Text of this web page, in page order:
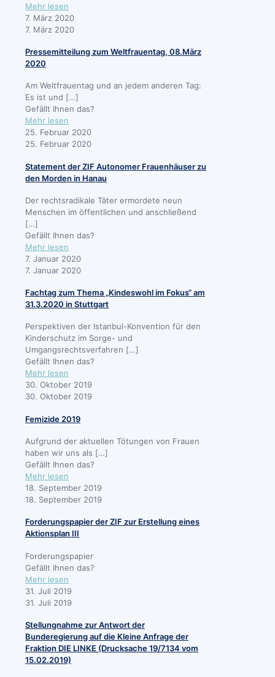
Mehr lesen
Frauenhäuser
in
der
7. März 2020
7. März 2020
Pressemitteilung zum Weltfrauentag, 08.März
2020
Am Weltfrauentag und an jedem anderen Tag:
Es ist und […]
Gefällt Ihnen das?
Mehr lesen
Pressemitteilung
zum
08.März
2020
25. Februar 2020
25. Februar 2020
Statement der ZIF Autonomer Frauenhäuser zu
den Morden in Hanau
Der rechtsradikale Täter ermordete neun
Menschen im öffentlichen und anschließend
[…]
Gefällt Ihnen das?
Mehr lesen
Statement
der
Autonomer
Frauenhäuser
den
Morden
in
Hanau
7. Januar 2020
7. Januar 2020
Fachtag zum Thema „Kindeswohl im Fokus“ am
31.3.2020 in Stuttgart
Perspektiven der Istanbul-Konvention für den
Kinderschutz im Sorge- und
Umgangsrechtsverfahren […]
Gefällt Ihnen das?
Mehr lesen
Fachtag
zum
„Kindeswohl
Fokus“
am
31.3.2020
in
Stuttgart
30. Oktober 2019
30. Oktober 2019
Femizide 2019
Aufgrund der aktuellen Tötungen von Frauen
haben wir uns als […]
Gefällt Ihnen das?
Mehr lesen
Femizide
2019
18. September 2019
18. September 2019
Forderungspapier der ZIF zur Erstellung eines
Aktionsplan III
Forderungspapier
Gefällt Ihnen das?
Mehr lesen
Forderungspapier
der
zur
Erstellung
eines
Aktionsplan
31. Juli 2019
31. Juli 2019
Stellungnahme zur Antwort der
Bunderegierung auf die Kleine Anfrage der
Fraktion DIE LINKE (Drucksache 19/7134 vom
15.02.2019)